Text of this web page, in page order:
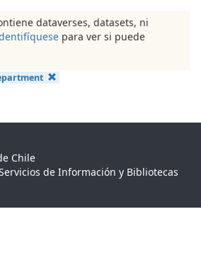
dataverses, datasets, ni
para ver si puede
Chile
de Información y Bibliotecas